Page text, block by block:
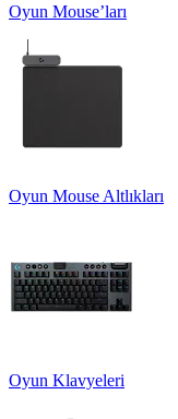
Oyun Mouse’ları
Oyun Mouse Altlıkları
Oyun Klavyeleri